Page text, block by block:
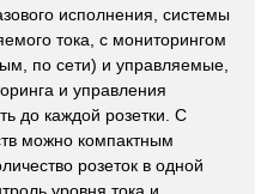
исполнения, системы
тока, с мониторингом
по сети) и управляемые,
и управления
до каждой розетки. С
можно компактным
розеток в одной